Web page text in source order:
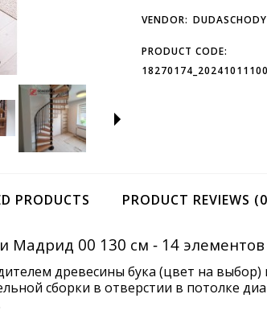
VENDOR: DUDASCHODY
PRODUCT CODE:
PRODUCTS PRODUCT REVIEWS
Мадрид 00 130 см - 14
древесины бука (цвет на
сборки в отверстии в потолке